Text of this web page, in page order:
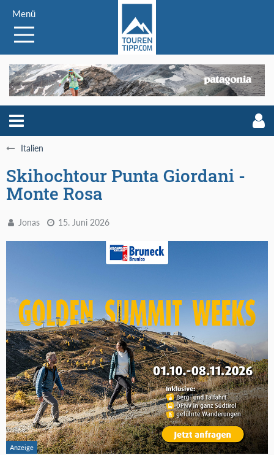
Menü
Italien
Skihochtour Punta Giordani -
Monte Rosa
Jonas 15. Juni 2026